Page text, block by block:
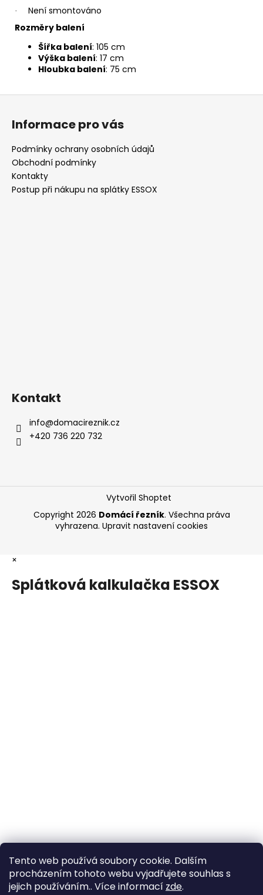
Tento web používá soubory cookie. Dalším
procházením tohoto webu vyjadřujete souhlas s
jejich používáním.. Více informací zde.
·
Není smontováno
Rozměry balení
Šířka balení: 105 cm
Výška balení: 17 cm
Hloubka balení: 75 cm
Z
Informace pro vás
Podmínky ochrany osobních údajů
Obchodní podmínky
Kontakty
Postup při nákupu na splátky ESSOX
Kontakt
info@domacireznik.cz
+420 736 220 732
Vytvořil Shoptet
Copyright 2026 Domácí řezník. Všechna práva
vyhrazena. Upravit nastavení cookies
×
Splátková kalkulačka ESSOX